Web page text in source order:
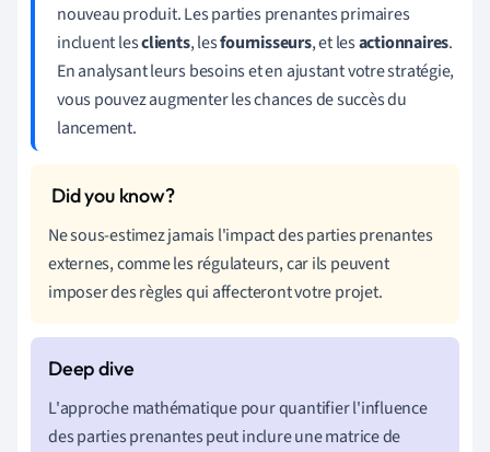
nouveau produit. Les parties prenantes primaires
incluent lesclients, lesfournisseurs, et lesactionnaires.
En analysant leurs besoins et en ajustant votre stratégie,
vous pouvez augmenter les chances de succès du
lancement.
Ne sous-estimez jamais l'impact des parties prenantes
externes, comme les régulateurs, car ils peuvent
imposer des règles qui affecteront votre projet.
L'approche mathématique pour quantifier l'influence
des parties prenantes peut inclure une matrice de